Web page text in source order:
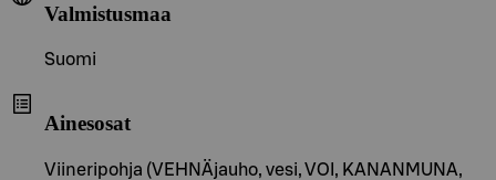
Valmistusmaa
Suomi
Ainesosat
Viineripohja (VEHNÄjauho, vesi, VOI, KANANMUNA,